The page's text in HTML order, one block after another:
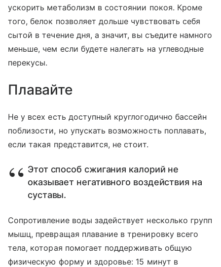
ускорить метаболизм в состоянии покоя. Кроме
того, белок позволяет дольше чувствовать себя
сытой в течение дня, а значит, вы съедите намного
меньше, чем если будете налегать на углеводные
перекусы.
Плавайте
Не у всех есть доступный круглогодично бассейн
поблизости, но упускать возможность поплавать,
если такая представится, не стоит.
Этот способ сжигания калорий не
оказывает негативного воздействия на
суставы.
Сопротивление воды задействует несколько групп
мышц, превращая плавание в тренировку всего
тела, которая помогает поддерживать общую
физическую форму и здоровье: 15 минут в